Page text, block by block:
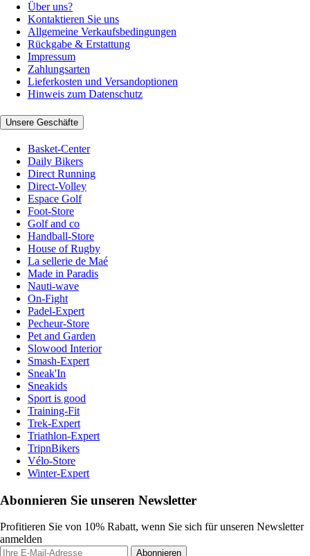
Über uns?
Kontaktieren Sie uns
Allgemeine Verkaufsbedingungen
Rückgabe & Erstattung
Impressum
Zahlungsarten
Lieferkosten und Versandoptionen
Hinweis zum Datenschutz
Unsere Geschäfte
Basket-Center
Daily Bikers
Direct Running
Direct-Volley
Espace Golf
Foot-Store
Golf and co
Handball-Store
House of Rugby
La sellerie de Maé
Made in Paradis
Nauti-wave
On-Fight
Padel-Expert
Pecheur-Store
Pet and Garden
Slowood Interior
Smash-Expert
Sneak'In
Sneakids
Sport is good
Training-Fit
Trek-Expert
Triathlon-Expert
TripnBikers
Vélo-Store
Winter-Expert
Abonnieren Sie unseren Newsletter
Profitieren Sie von 10% Rabatt, wenn Sie sich für unseren Newsletter
anmelden
Abonnieren